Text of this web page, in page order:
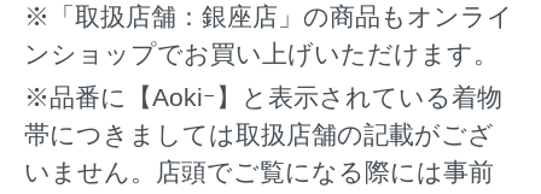
※「取扱店舗：銀座店」の商品もオンライ
ンショップでお買い上げいただけます。
※品番に【Aokiｰ】と表示されている着物
帯につきましては取扱店舗の記載がござ
いません。店頭でご覧になる際には事前